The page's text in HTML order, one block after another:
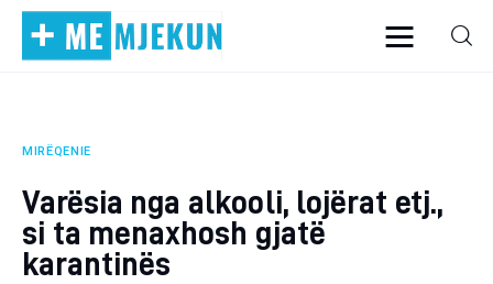
Alergjite
Dermatologji
MIRËQENIE
Varësia nga alkooli, lojërat etj.,
si ta menaxhosh gjatë
karantinës